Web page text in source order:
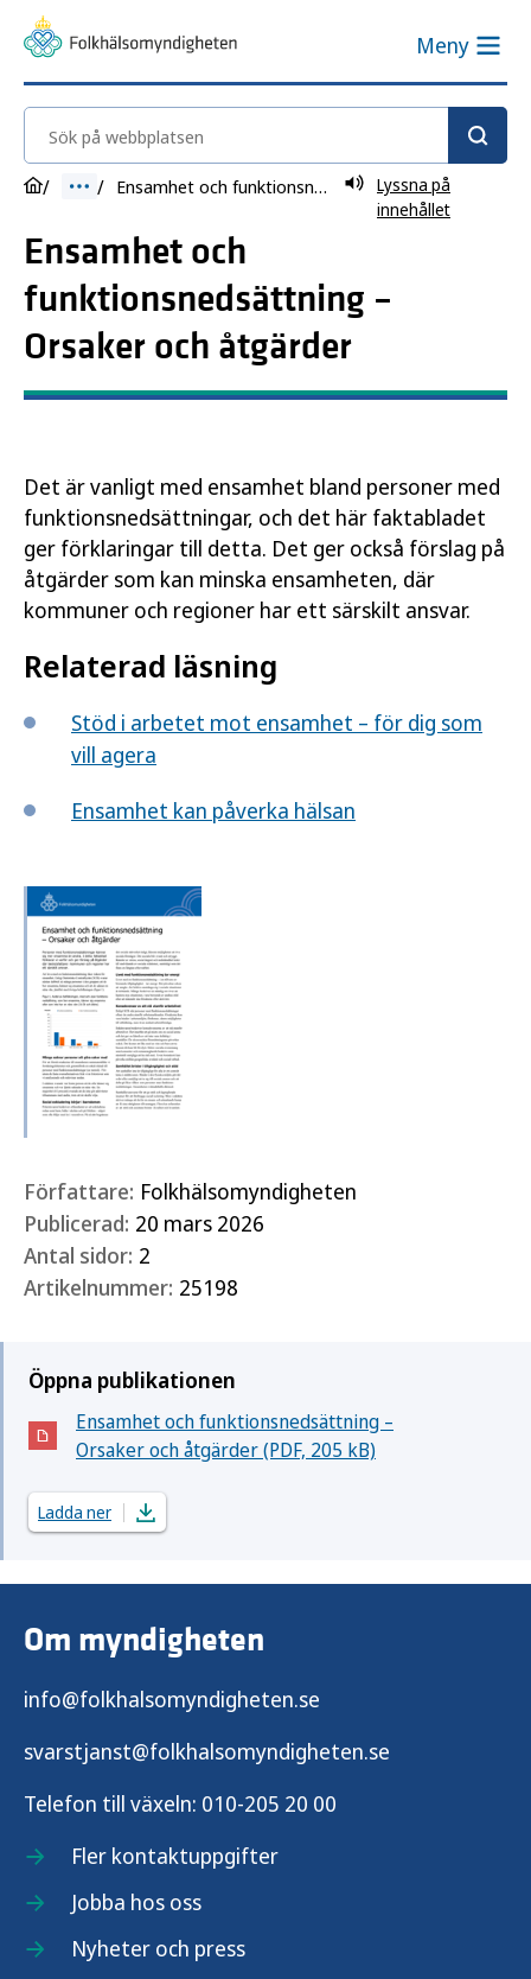
Meny
Sök på webbplatsen
Ensamhet och funktionsnedsättning – Orsaker och åtgärder
Lyssna på
innehållet
Ensamhet och
funktionsnedsättning –
Orsaker och åtgärder
Det är vanligt med ensamhet bland personer med
funktionsnedsättningar, och det här faktabladet
ger förklaringar till detta. Det ger också förslag på
åtgärder som kan minska ensamheten, där
kommuner och regioner har ett särskilt ansvar.
Relaterad läsning
Stöd i arbetet mot ensamhet – för dig som
vill agera
Ensamhet kan påverka hälsan
Författare: Folkhälsomyndigheten
Publicerad: 20 mars 2026
Antal sidor: 2
Artikelnummer: 25198
Öppna publikationen
Ensamhet och funktionsnedsättning –
Orsaker och åtgärder (PDF, 205 kB)
(Öppnas i nytt fönster)
Ladda ner
Om myndigheten
info@folkhalsomyndigheten.se
svarstjanst@folkhalsomyndigheten.se
Telefon till växeln: 010-205 20 00
Fler kontaktuppgifter
Jobba hos oss
Nyheter och press